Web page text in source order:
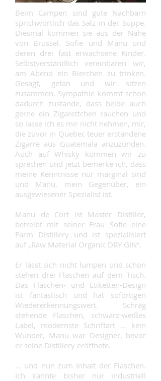
Beim Campen sind gute Nachbarn
sprichwörtlich das Salz in der Suppe.
Diesmal kommen sie aus der Nähe
von Brüssel. Sofie und Manu und
deren drei fast erwachsene Kinder.
Selbstverständlich vereinbaren wir,
am Abend ein Bierchen zu trinken.
Gesagt, getan und wir sitzen
zusammen. Sympathie kommt schon
dadurch zustande, dass beide auch
gerne ein Zigarettchen rauchen und
so lasse ich es mir nicht nehmen, mir,
die zuvor in Quebec teuer erstandene
Zigarre aus Guatemala anzuzünden.
Auch auf Whisky kommen wir zu
sprechen und jetzt bemerke ich, dass
meine Kenntnisse nur marginal sind
und Manu, mein Gegenüber, ein
ausgewiesener Spezialist ist.
Manu de Cort ist Master Distiller,
betreibt mit seiner Frau Sofie eine
Farm Distillery und ist spezialisiert
auf „Raw Material Organic DRY GIN“.
Er lässt sich nicht lumpen und schon
stehen drei Flaschen auf dem Tisch.
Das Flaschen- und Etiketten-Design
ist fantastisch und hat sofortigen
Wiedererkennungswert. Schräg
stehende Flaschen, schwarz-weißes
Label, modernste Schriftart … kein
Wunder, Manu war Designer, bevor
er seine Distillery eröffnete.
… und nun zum Inhalt der Flaschen.
Ich kannte bisher nur industriell